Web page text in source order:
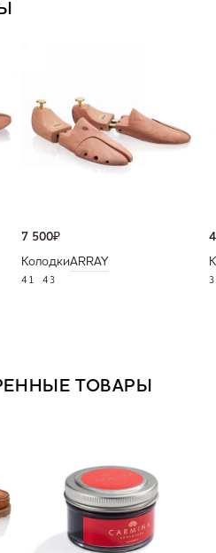
7 500₽
КолодкиARRAY
41 43
ТОВАРЫ